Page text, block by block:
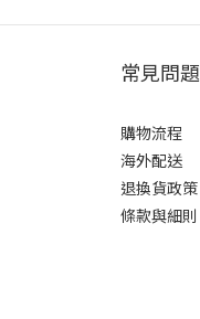
常見問題
購物流程
海外配送
退換貨政策
條款與細則